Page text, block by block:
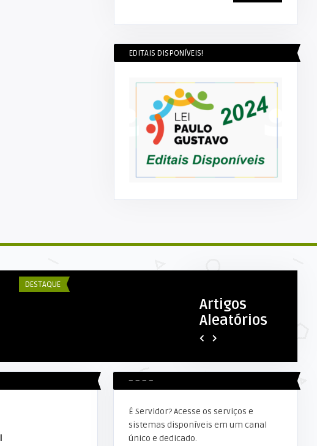
EDITAIS DISPONÍVEIS!
Artigos
Aleatórios
DESTAQUE
A prefeitura Municipal de Alta
Primeiro caso suspeito de
– – – –
É Servidor? Acesse os serviços e
sistemas disponíveis em um canal
único e dedicado.